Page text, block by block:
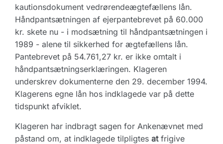
kautionsdokument vedrørendeægtefællens lån.
Håndpantsætningen af ejerpantebrevet på 60.000
kr. skete nu - i modsætning til håndpantsætningen i
1989 - alene til sikkerhed for ægtefællens lån.
Pantebrevet på 54.761,27 kr. er ikke omtalt i
håndpantsætningserklæringen. Klageren
underskrev dokumenterne den 29. december 1994.
Klagerens egne lån hos indklagede var på dette
tidspunkt afviklet.
Klageren har indbragt sagen for Ankenævnet med
påstand om, at indklagede tilpligtes atfrigive